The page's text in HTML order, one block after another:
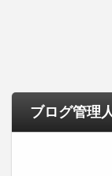
ブログ管理